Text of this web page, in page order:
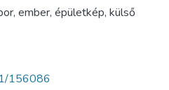
, ember, épületkép, külső
156086